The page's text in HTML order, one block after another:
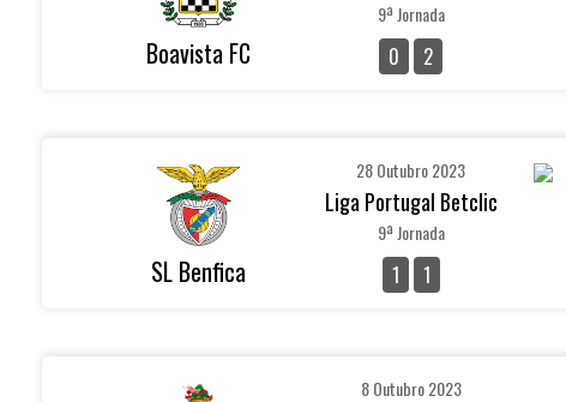
Boavista FC
9ª Jornada
0 2
SL Benfica
28 Outubro 2023
Liga Portugal Betclic
9ª Jornada
1 1
8 Outubro 2023